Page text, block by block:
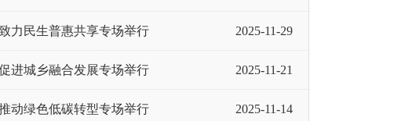
力民生普惠共享专场举行 2025-11-29
进城乡融合发展专场举行 2025-11-21
动绿色低碳转型专场举行 2025-11-14